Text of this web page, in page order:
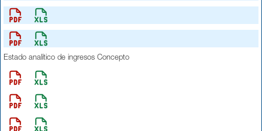
Estado analítico de ingresos Concepto